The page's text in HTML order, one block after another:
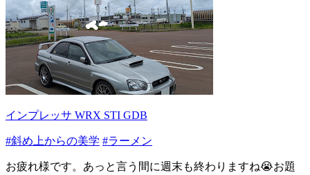
インプレッサ WRX STI GDB
#斜め上からの美学 #ラーメン
お疲れ様です。あっと言う間に週末も終わりますね😭お題